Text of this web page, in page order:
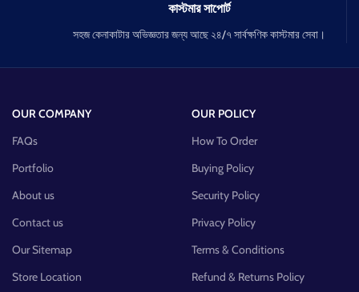
কাস্টমার সাপোর্ট
সহজ কেনাকাটার অভিজ্ঞতার জন্য আছে ২৪/৭ সার্বক্ষণিক কাস্টমার সেবা।
OUR COMPANY
FAQs
Portfolio
About us
Contact us
Our Sitemap
Store Location
OUR POLICY
How To Order
Buying Policy
Security Policy
Privacy Policy
Terms & Conditions
Refund & Returns Policy